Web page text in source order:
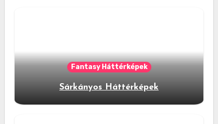
Fantasy Háttérképek
Sárkányos Háttérképek